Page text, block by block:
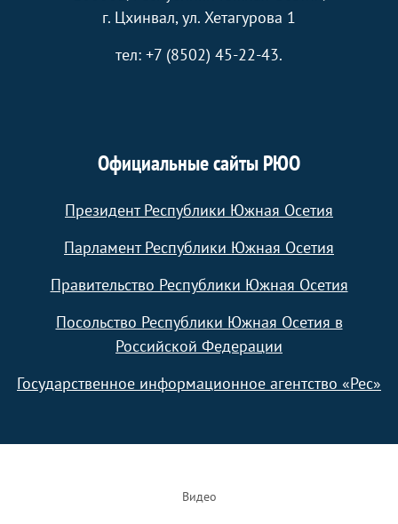
г. Цхинвал, ул. Хетагурова 1
тел: +7 (8502) 45-22-43.
Официальные сайты РЮО
Президент Республики Южная Осетия
Парламент Республики Южная Осетия
Правительство Республики Южная Осетия
Посольство Республики Южная Осетия в
Российской Федерации
Государственное информационное агентство «Рес»
Видео